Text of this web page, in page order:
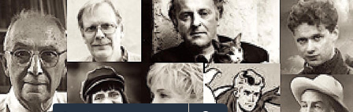
Skip
to
content
Search